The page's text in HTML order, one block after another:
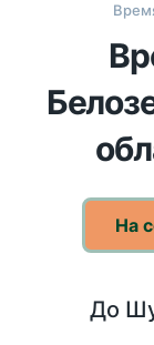
На
До